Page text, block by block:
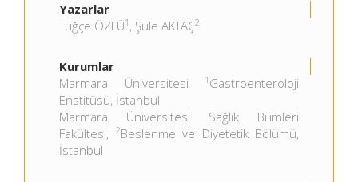
Yazarlar
Tuğçe ÖZLÜ1 , Şule AKTAÇ2
Kurumlar
Marmara Üniversitesi
1 Gastroenteroloji
Enstitüsü, İstanbul
Marmara Üniversitesi Sağlık Bilimleri
Fakültesi,
2Beslenme ve Diyetetik Bölümü,
İstanbul